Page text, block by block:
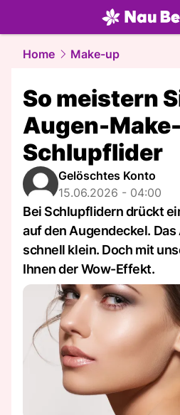
beauty.NAU.ch
Home Make-up
So meistern
Augen-
Schlupflider
Gelöschtes Konto
15.06.2026 - 04:00
Bei Schlupflidern drückt
auf den Augendeckel.
schnell klein. Doch mit
Ihnen der Wow-Effekt.